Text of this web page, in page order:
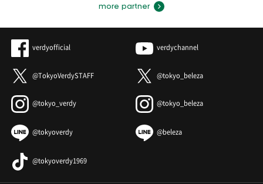
more partner
verdyofficial verdychannel
@TokyoVerdySTAFF @tokyo_beleza
@tokyo_verdy @tokyo_beleza
@tokyoverdy @beleza
@tokyoverdy1969